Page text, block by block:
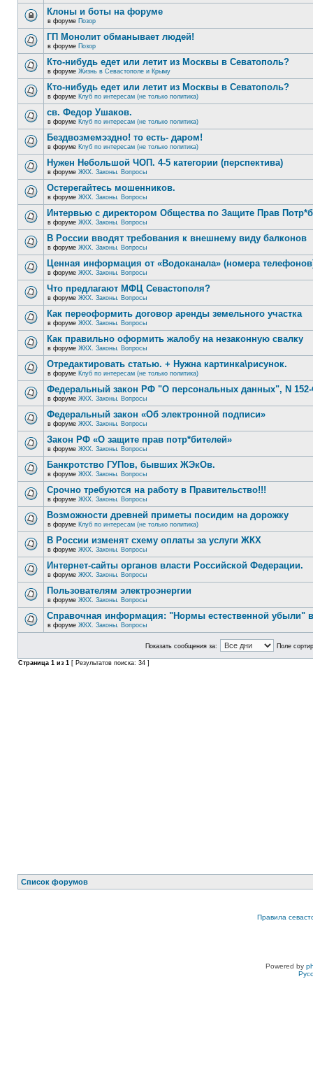
Клоны и боты на форуме
в форуме Позор
ГП Монолит обманывает людей!
в форуме Позор
Кто-нибудь едет или летит из Москвы в Севатополь?
в форуме Жизнь в Севастополе и Крыму
Кто-нибудь едет или летит из Москвы в Севатополь?
в форуме Клуб по интересам (не только политика)
св. Федор Ушаков.
в форуме Клуб по интересам (не только политика)
Бездвозмемэздно! то есть- даром!
в форуме Клуб по интересам (не только политика)
Нужен Небольшой ЧОП. 4-5 категории (перспектива)
в форуме ЖКХ. Законы. Вопросы
Остерегайтесь мошенников.
в форуме ЖКХ. Законы. Вопросы
Интервью с директором Общества по Защите Прав
в форуме ЖКХ. Законы. Вопросы
В России вводят требования к внешнему виду балконов
в форуме ЖКХ. Законы. Вопросы
Ценная информация от «Водоканала» (номера
в форуме ЖКХ. Законы. Вопросы
Что предлагают МФЦ Севастополя?
в форуме ЖКХ. Законы. Вопросы
Как переоформить договор аренды земельного участка
в форуме ЖКХ. Законы. Вопросы
Как правильно оформить жалобу на незаконную свалку
в форуме ЖКХ. Законы. Вопросы
Отредактировать статью. + Нужна картинка\рисунок.
в форуме Клуб по интересам (не только политика)
Федеральный закон РФ "О персональных данных", N
в форуме ЖКХ. Законы. Вопросы
Федеральный закон «Об электронной подписи»
в форуме ЖКХ. Законы. Вопросы
Закон РФ «О защите прав потр*бителей»
в форуме ЖКХ. Законы. Вопросы
Банкротство ГУПов, бывших ЖЭкОв.
в форуме ЖКХ. Законы. Вопросы
Срочно требуются на работу в Правительство!!!
в форуме ЖКХ. Законы. Вопросы
Возможности древней приметы посидим на дорожку
в форуме Клуб по интересам (не только политика)
В России изменят схему оплаты за услуги ЖКХ
в форуме ЖКХ. Законы. Вопросы
Интернет-сайты органов власти Российской Федерации.
в форуме ЖКХ. Законы. Вопросы
Пользователям электроэнергии
в форуме ЖКХ. Законы. Вопросы
Справочная информация: "Нормы естественной убыли"
в форуме ЖКХ. Законы. Вопросы
Показать сообщения за: Поле
Страница 1 из 1 [ Результатов поиска: 34 ]
Список форумов
Правила
Powered by